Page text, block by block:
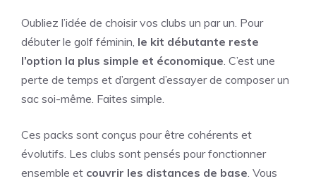
Oubliez l’idée de choisir vos clubs un par un. Pour
débuter le golf féminin, le kit débutante reste
l’option la plus simple et économique. C’est une
perte de temps et d’argent d’essayer de composer un
sac soi-même. Faites simple.
Ces packs sont conçus pour être cohérents et
évolutifs. Les clubs sont pensés pour fonctionner
ensemble et couvrir les distances de base. Vous